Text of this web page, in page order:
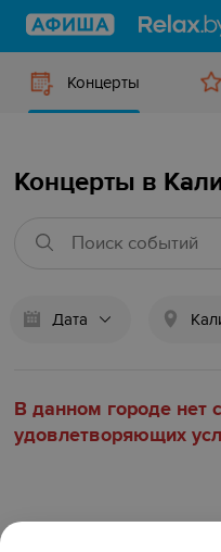
Концерты
Концерты в
Дата
В данном городе нет
удовлетворяющих